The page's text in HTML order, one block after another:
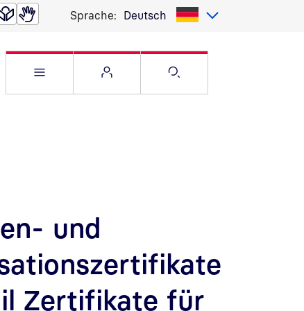
Sprache: Deutsch
Websitemenü öffnenService Menü öffnen
Suche öffnen
und
Zertifikate für